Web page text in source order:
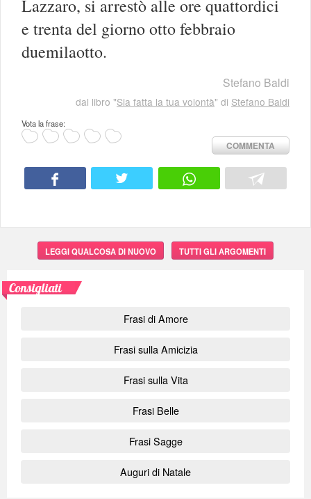
Lazzaro, si arrestò alle ore quattordici
e trenta del giorno otto febbraio
duemilaotto.
Stefano Baldi
dal libro "Sia fatta la tua volontà" di Stefano Baldi
Vota la frase:
COMMENTA
LEGGI QUALCOSA DI NUOVO TUTTI GLI ARGOMENTI
Consigliati
Frasi di Amore
Frasi sulla Amicizia
Frasi sulla Vita
Frasi Belle
Frasi Sagge
Auguri di Natale